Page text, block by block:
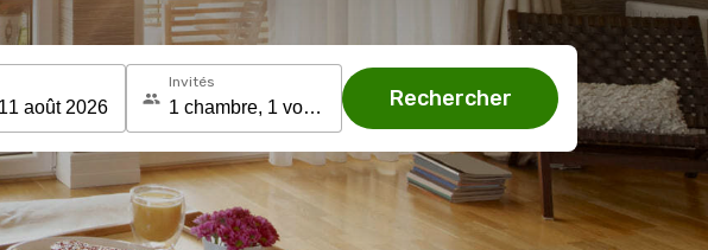
Invités
Rechercher